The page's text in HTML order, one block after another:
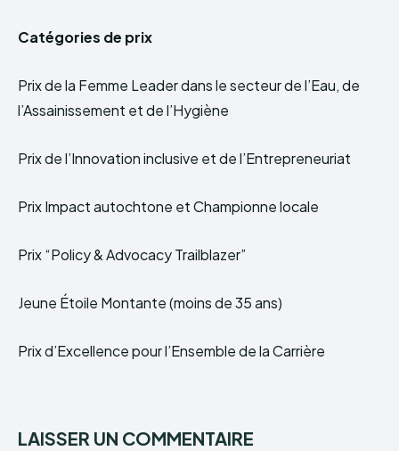
Catégories de prix
Prix de la Femme Leader dans le secteur de l’Eau, de
l’Assainissement et de l’Hygiène
Prix de l’Innovation inclusive et de l’Entrepreneuriat
Prix Impact autochtone et Championne locale
Prix “Policy & Advocacy Trailblazer”
Jeune Étoile Montante (moins de 35 ans)
Prix d’Excellence pour l’Ensemble de la Carrière
LAISSER UN COMMENTAIRE